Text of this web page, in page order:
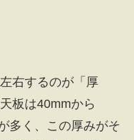
右するのが「厚
板は40mmから
多く、この厚みがそ